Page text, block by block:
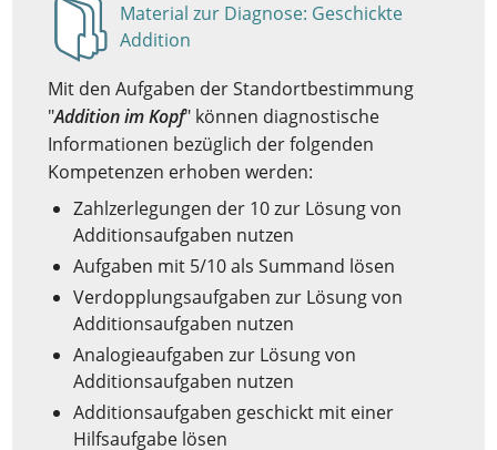
Anzeigen
Material zur Diagnose: Geschickte
Addition
Mit den Aufgaben der Standortbestimmung
"Addition im Kopf" können diagnostische
Informationen bezüglich der folgenden
Kompetenzen erhoben werden:
Zahlzerlegungen der 10 zur Lösung von
Additionsaufgaben nutzen
Aufgaben mit 5/10 als Summand lösen
Verdopplungsaufgaben zur Lösung von
Additionsaufgaben nutzen
Analogieaufgaben zur Lösung von
Additionsaufgaben nutzen
Additionsaufgaben geschickt mit einer
Hilfsaufgabe lösen